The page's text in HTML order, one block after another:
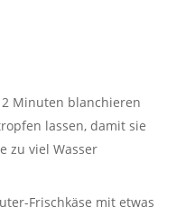
Minuten blanchieren
lassen, damit sie
zu viel Wasser
Frischkäse mit etwas